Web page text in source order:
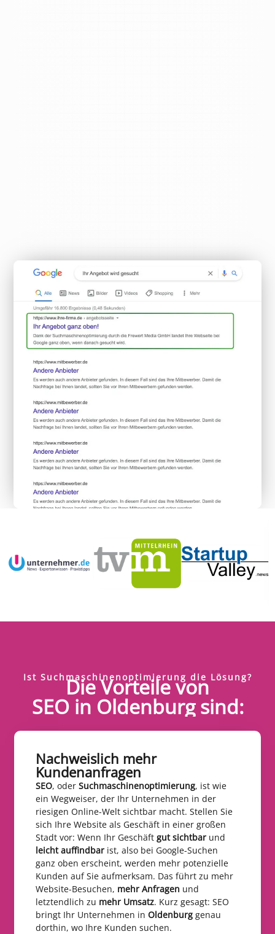
Ist Suchmaschinenoptimierung die Lösung?
Die Vorteile von
SEO in Oldenburg sind:
Nachweislich mehr
Kundenanfragen​
SEO, oder Suchmaschinenoptimierung, ist wie
ein Wegweiser, der Ihr Unternehmen in der
riesigen Online-Welt sichtbar macht. Stellen Sie
sich Ihre Website als Geschäft in einer großen
Stadt vor: Wenn Ihr Geschäft gut sichtbar und
leicht auffindbar ist, also bei Google-Suchen
ganz oben erscheint, werden mehr potenzielle
Kunden auf Sie aufmerksam. Das führt zu mehr
Website-Besuchen, mehr Anfragen und
letztendlich zu mehr Umsatz. Kurz gesagt: SEO
bringt Ihr Unternehmen in Oldenburg genau
dorthin, wo Ihre Kunden suchen.